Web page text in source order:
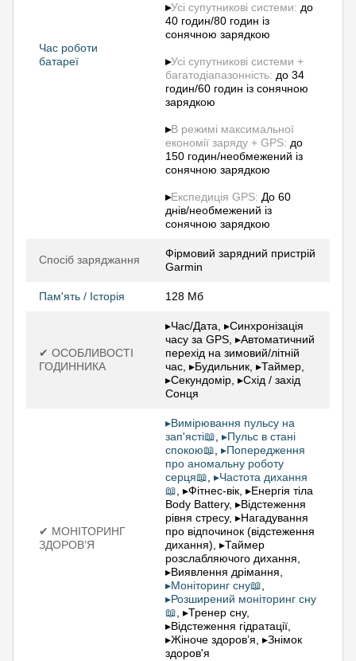
Час роботи
батареї
▸Усі супутникові системи: до
40 годин/80 годин із
сонячною зарядкою
▸Усі супутникові системи +
багатодіапазонність: до 34
годин/60 годин із сонячною
зарядкою
▸В режимі максимальної
економії заряду + GPS: до
150 годин/необмежений із
сонячною зарядкою
▸Експедиція GPS: До 60
днів/необмежений із
сонячною зарядкою
Спосіб заряджання
Фірмовий зарядний пристрій
Garmin
Пам'ять / Історія 128 Мб
✔ ОСОБЛИВОСТІ
ГОДИННИКА
▸Час/Дата, ▸Синхронізація
часу за GPS, ▸Автоматичний
перехід на зимовий/літній
час, ▸Будильник, ▸Таймер,
▸Секундомір, ▸Схід / захід
Сонця
✔ МОНІТОРИНГ
ЗДОРОВ’Я
▸Вимірювання пульсу на
зап'ясті📖, ▸Пульс в стані
спокою📖, ▸Попередження
про аномальну роботу
серця📖, ▸Частота дихання
📖, ▸Фітнес-вік, ▸Енергія тіла
Body Battery, ▸Відстеження
рівня стресу, ▸Нагадування
про відпочинок (відстеження
дихання), ▸Таймер
розслабляючого дихання,
▸Виявлення дрімання,
▸Моніторинг сну📖,
▸Розширений моніторинг сну
📖, ▸Тренер сну,
▸Відстеження гідратації,
▸Жіноче здоров’я, ▸Знімок
здоров'я